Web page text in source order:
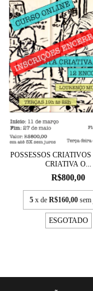
POSSESSOS CRIATIVOS
CRIATIVA O...
R$800,00
5 x de R$160,00
ESGOTADO